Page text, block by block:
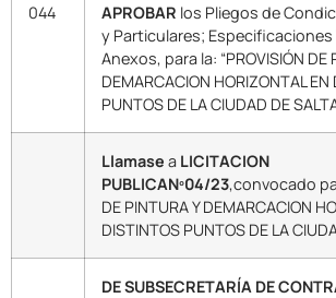
044 APROBAR los Pliegos de
y Particulares;
Anexos, para la: “PROVISIÓN DE
DEMARCACION HORIZONTAL EN
PUNTOS DE LA CIUDAD DE
Llamase a LICITACION
PUBLICANº04/23,convocado
DE PINTURA Y DEMARCACION
DISTINTOS PUNTOS DE LA
DE SUBSECRETARÍA DE